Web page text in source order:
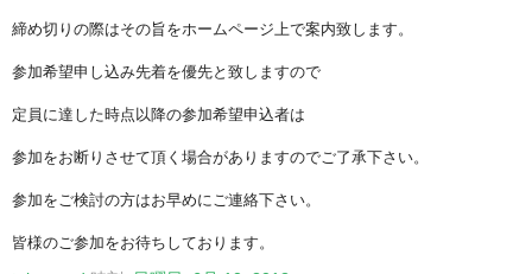
締め切りの際はその旨をホームページ上で案内致します。
参加希望申し込み先着を優先と致しますので
定員に達した時点以降の参加希望申込者は
参加をお断りさせて頂く場合がありますのでご了承下さい。
参加をご検討の方はお早めにご連絡下さい。
皆様のご参加をお待ちしております。